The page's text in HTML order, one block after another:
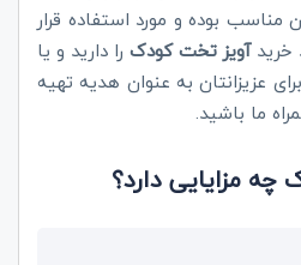
مناسب بوده و مورد استفاده قرار
آویز تخت کودک را دارید و یا
عزیزانتان به عنوان هدیه تهیه
ما باشید.
مزایایی دارد؟